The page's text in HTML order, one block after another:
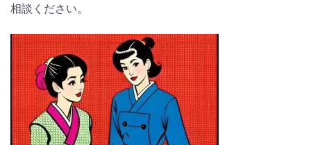
相談ください。